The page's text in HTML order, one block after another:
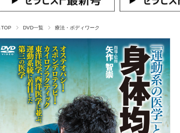
TOP DVD一覧 療法・ボディワーク